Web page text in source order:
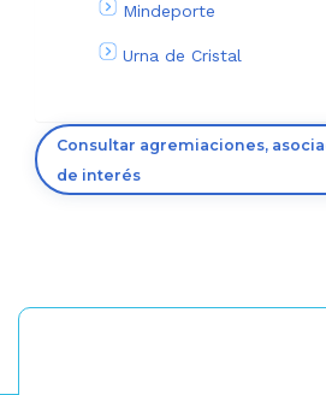
Mindeporte
Urna de Cristal
Consultar agremiaciones,
de interés